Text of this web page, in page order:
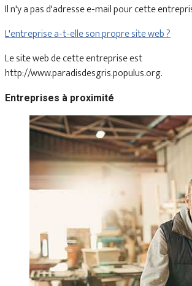
Il n'y a pas d'adresse e-mail pour cette
L'entreprise a-t-elle son propre site web ?
Le site web de cette entreprise est
http://www.paradisdesgris.populus.org.
Entreprises à proximité